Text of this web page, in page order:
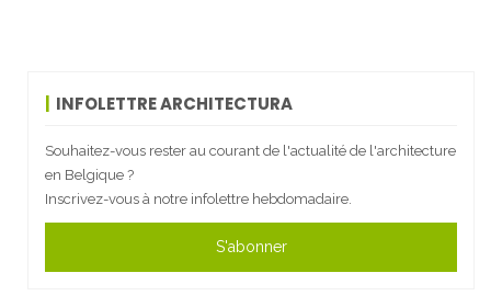
INFOLETTRE ARCHITECTURA
Souhaitez-vous rester au courant de l'actualité de l'architecture
en Belgique ?
Inscrivez-vous à notre infolettre hebdomadaire.
S'abonner